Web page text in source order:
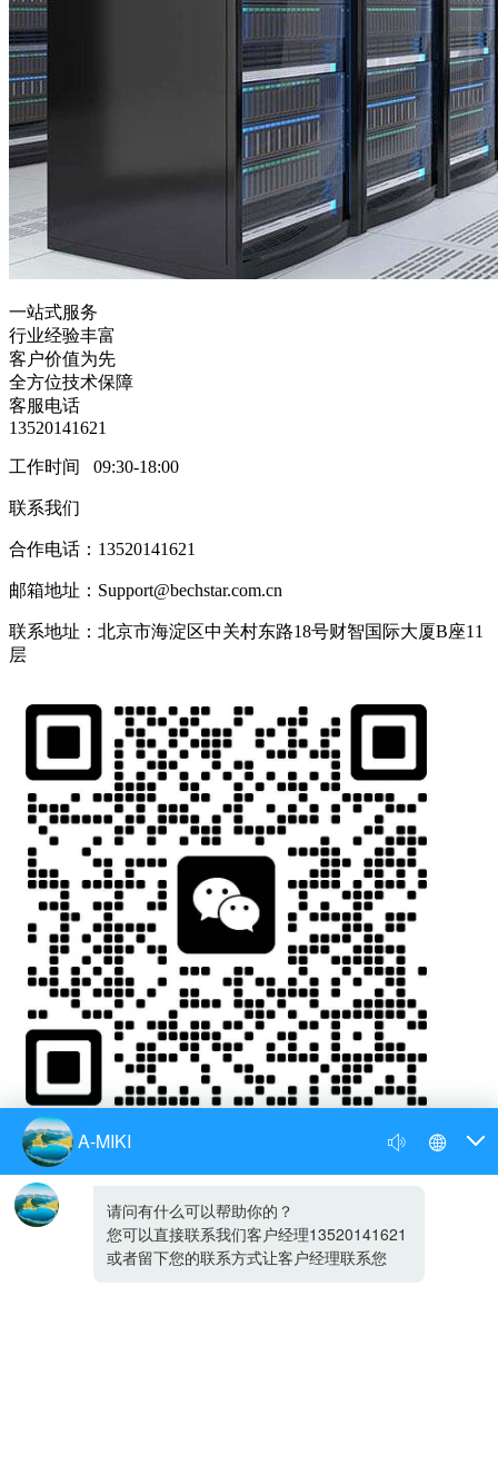
一站式服务
行业经验丰富
客户价值为先
全方位技术保障
客服电话
13520141621
工作时间 09:30-18:00
联系我们
合作电话：13520141621
邮箱地址：Support@bechstar.com.cn
联系地址：北京市海淀区中关村东路18号财智国际大厦B座11
层